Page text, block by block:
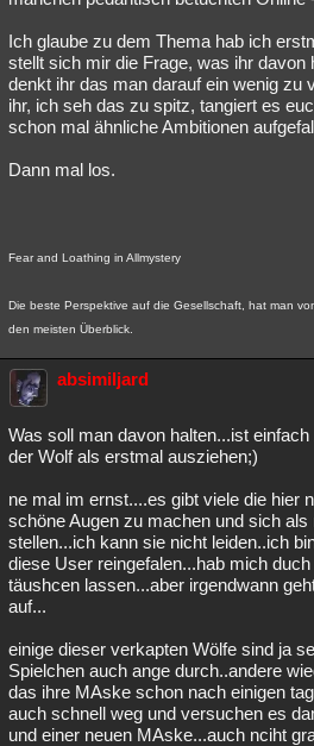
Ich glaube zu dem Thema hab ich
stellt sich mir die Frage, was ihr
denkt ihr das man darauf ein wenig zu
ihr, ich seh das zu spitz, tangiert es
schon mal ähnliche Ambitionen
Dann mal los.
Fear and Loathing in Allmystery
Die beste Perspektive auf die Gesellschaft, hat man
den meisten Überblick.
absimiljard
Was soll man davon halten...ist
der Wolf als erstmal ausziehen;)
ne mal im ernst....es gibt viele die hier
schöne Augen zu machen und sich
stellen...ich kann sie nicht leiden..ich
diese User reingefalen...hab mich
täushcen lassen...aber irgendwann
auf...
einige dieser verkapten Wölfe sind ja
Spielchen auch ange durch..andere
das ihre MAske schon nach einigen
auch schnell weg und versuchen es
und einer neuen MAske...auch nciht